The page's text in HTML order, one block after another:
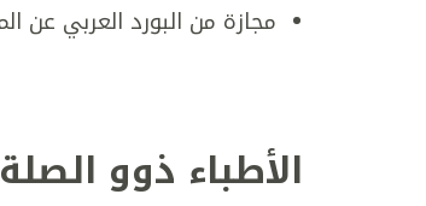
مجازة من البورد العربي عن
الأطباء ذوو الصلة